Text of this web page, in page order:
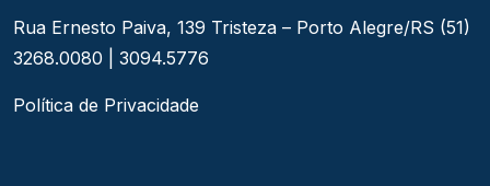
Rua Ernesto Paiva, 139 Tristeza – Porto Alegre/RS (51)
3268.0080 | 3094.5776
Política de Privacidade